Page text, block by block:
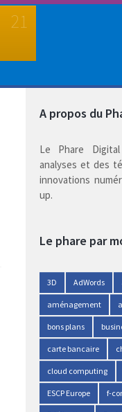
21
A propos du
Le Phare
analyses et des
innovations
up.
Le phare par
3D AdWords
aménagement
bons plans
carte bancaire
cloud computing
ESCP Europe f-